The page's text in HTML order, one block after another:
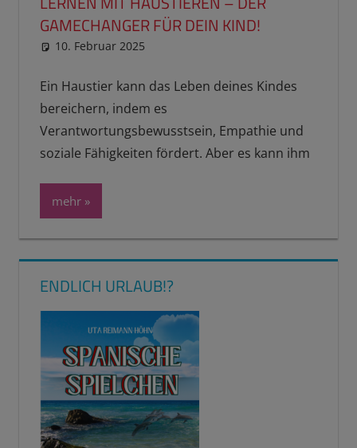
GAMECHANGER FÜR DEIN KIND!
10. Februar 2025
Ein Haustier kann das Leben deines Kindes
bereichern, indem es
Verantwortungsbewusstsein, Empathie und
soziale Fähigkeiten fördert. Aber es kann ihm
mehr
ENDLICH URLAUB!?